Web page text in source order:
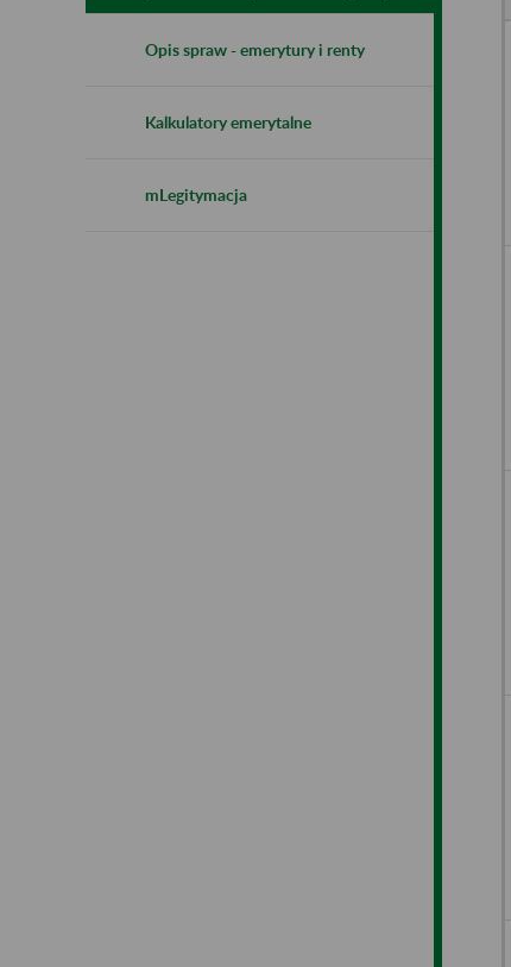
Opis spraw - emerytury i renty
Kalkulatory emerytalne
mLegitymacja